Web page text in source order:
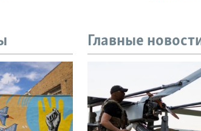
Главные